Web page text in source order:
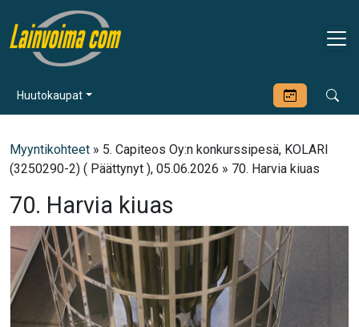
Huutokaupat
Myyntikohteet » 5. Capiteos Oy:n konkurssipesä, KOLARI
(3250290-2) ( Päättynyt ), 05.06.2026 » 70. Harvia kiuas
70. Harvia kiuas